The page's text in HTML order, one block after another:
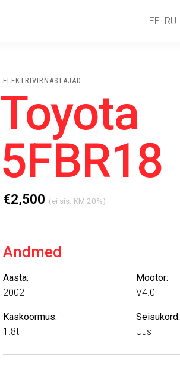
EE RU
ELEKTRIVIRNASTAJAD
Toyota
5FBR18
€2,500 (ei sis. KM 20%)
Andmed
Aasta:
2002
Mootor:
V4.0
Kaskoormus:
1.8t
Seisukord:
Uus